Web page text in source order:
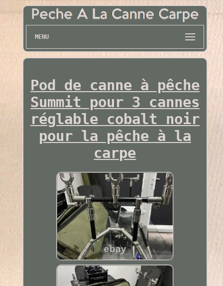
MENU
Pod de canne à pêche
Summit pour 3 cannes
réglable cobalt noir
pour la pêche à la
carpe